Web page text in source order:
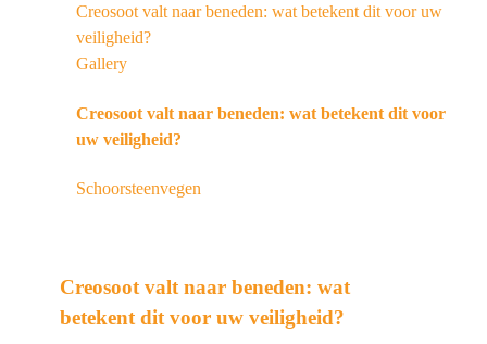
Creosoot valt naar beneden: wat betekent dit voor uw
veiligheid?
Gallery
Creosoot valt naar beneden: wat betekent dit voor
uw veiligheid?
Schoorsteenvegen
Creosoot valt naar beneden: wat
betekent dit voor uw veiligheid?